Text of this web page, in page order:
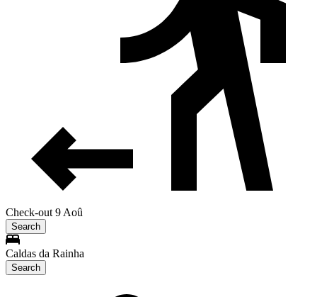
Check-out 9 Aoû
Search
Caldas da Rainha
Search